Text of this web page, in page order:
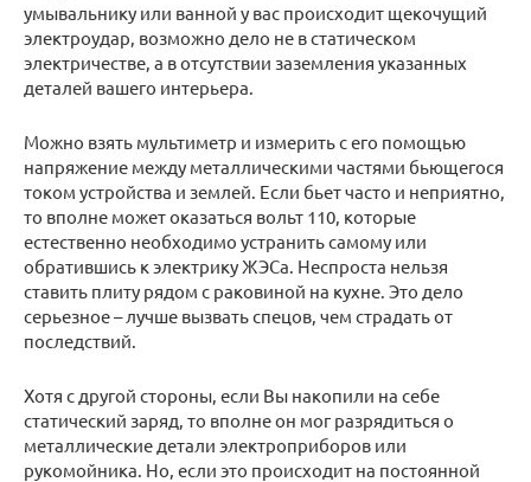
умывальнику или ванной у вас происходит щекочущий
электроудар, возможно дело не в статическом
электричестве, а в отсутствии заземления указанных
деталей вашего интерьера.
Можно взять мультиметр и измерить с его помощью
напряжение между металлическими частями бьющегося
током устройства и землей. Если бьет часто и неприятно,
то вполне может оказаться вольт 110, которые
естественно необходимо устранить самому или
обратившись к электрику ЖЭСа. Неспроста нельзя
ставить плиту рядом с раковиной на кухне. Это дело
серьезное – лучше вызвать спецов, чем страдать от
последствий.
Хотя с другой стороны, если Вы накопили на себе
статический заряд, то вполне он мог разрядиться о
металлические детали электроприборов или
рукомойника. Но, если это происходит на постоянной